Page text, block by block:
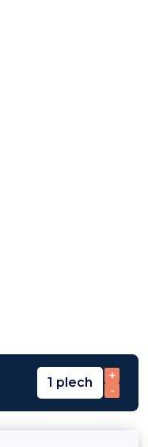
1 plech
+
-